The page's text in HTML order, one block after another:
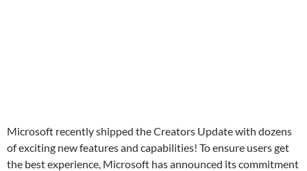
Microsoft recently shipped the Creators Update with dozens
of exciting new features and capabilities! To ensure users get
the best experience, Microsoft has announced its commitment